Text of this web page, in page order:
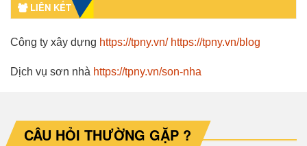
LIÊN KẾT
Công ty xây dựng https://tpny.vn/ https://tpny.vn/blog
Dịch vụ sơn nhà https://tpny.vn/son-nha
CÂU HỎI THƯỜNG GẶP ?